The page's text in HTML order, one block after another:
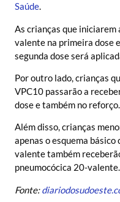
Saúde.
As crianças que
valente na primeira dose
segunda dose será
Por outro lado, crianças
VPC10 passarão a
dose e também no reforço.
Além disso, crianças
apenas o esquema básico
valente também
pneumocócica 20-valente.
Fonte: